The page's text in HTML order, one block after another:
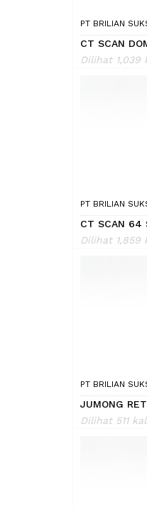
PT BRILIAN
CT SCAN
Dilihat 1,039
PT BRILIAN
CT SCAN 64
Dilihat 1,859
PT BRILIAN
JUMONG
Dilihat 511